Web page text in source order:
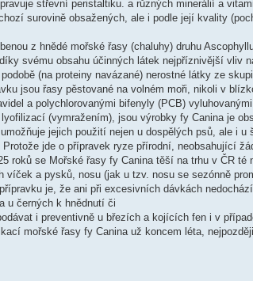
střevní peristaltiku. a různých minerálií a
surovině obsažených, ale i podle její kvality
z hnědé mořské řasy (chaluhy) druhu
svému obsahu účinných látek nejpříznivější vliv
(na proteiny navázané) nerostné látky ze
jsou řasy pěstované na volném moři, nikoli v
a polychlorovanými bifenyly (PCB)
(vymražením), jsou výrobky fy Canina je
jejich použití nejen u dospělých psů, ale i
jde o přípravek ryze přírodní, neobsahující
roků se Mořské řasy fy Canina těší na trhu v ČR
víček a pysků, nosu (jak u tzv. nosu se sezónně
je, že ani při excesivních dávkách
u černých k hnědnutí či
i preventivně u březích a kojících fen i v
mořské řasy fy Canina už koncem léta,